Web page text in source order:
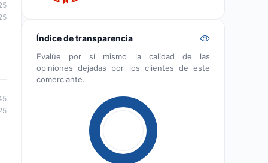
Índice de transparencia
Evalúe por sí mismo la calidad de las
opiniones dejadas por los clientes de este
comerciante.